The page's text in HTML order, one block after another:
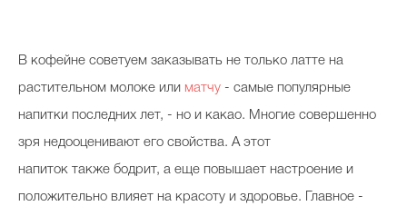
В кофейне советуем заказывать не только латте на
растительном молоке или матчу - самые популярные
напитки последних лет, - но и какао. Многие совершенно
зря недооценивают его свойства. А этот
напиток также бодрит, а еще повышает настроение и
положительно влияет на красоту и здоровье. Главное -